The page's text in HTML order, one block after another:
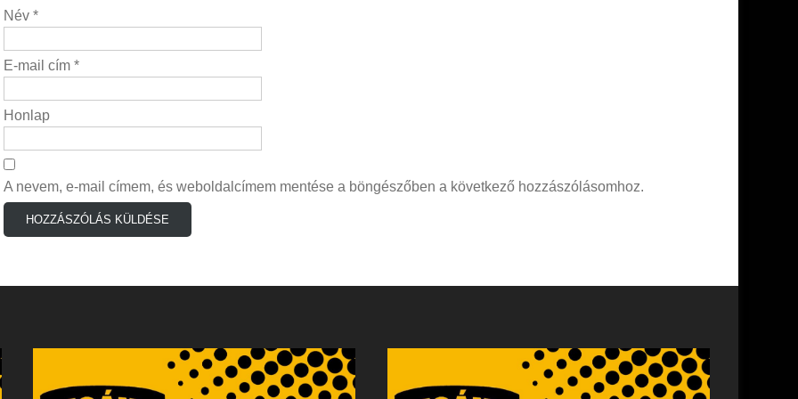
Név *
E-mail cím *
Honlap
A nevem, e-mail címem, és weboldalcímem mentése a böngészőben a következő hozzászólásomhoz.